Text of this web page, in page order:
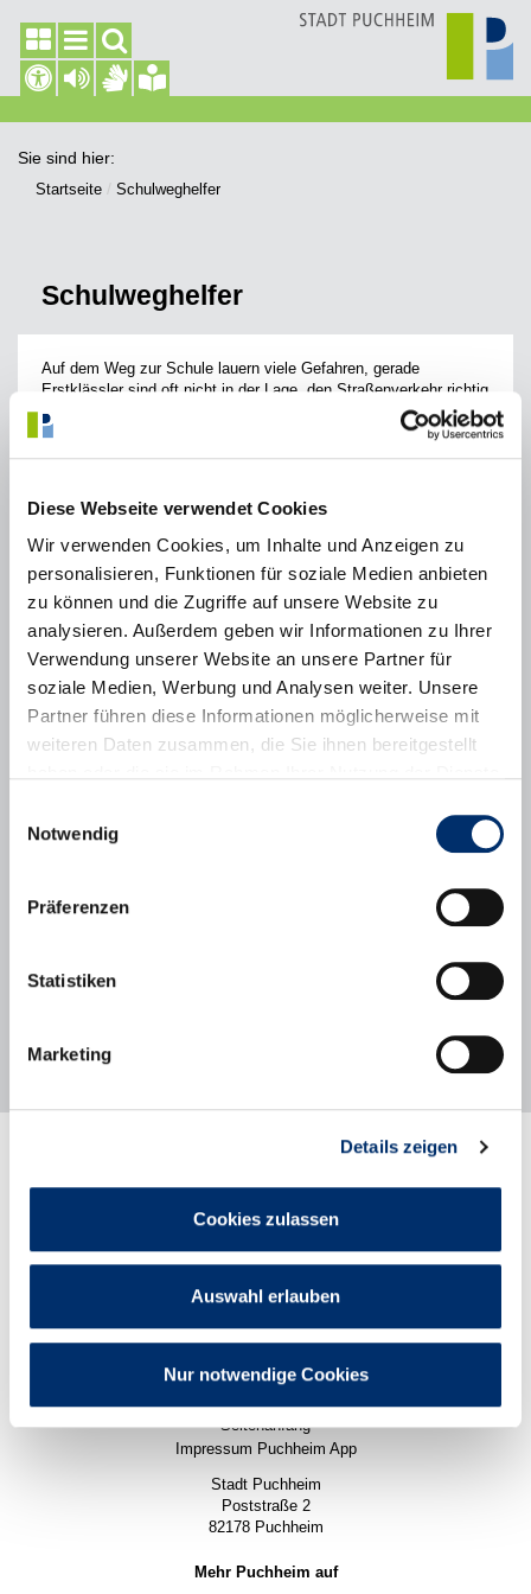
Diese Webseite verwendet Cookies
Wir verwenden Cookies, um Inhalte und Anzeigen zu
personalisieren, Funktionen für soziale Medien anbieten
zu können und die Zugriffe auf unsere Website zu
analysieren. Außerdem geben wir Informationen zu Ihrer
Verwendung unserer Website an unsere Partner für
soziale Medien, Werbung und Analysen weiter. Unsere
Partner führen diese Informationen möglicherweise mit
weiteren Daten zusammen, die Sie ihnen bereitgestellt
Notwendig
Präferenzen
Statistiken
Marketing
Details zeigen
Cookies zulassen
Auswahl erlauben
Nur notwendige Cookies
Sie sind hier:
Startseite Schulweghelfer
Schulweghelfer
Auf dem Weg zur Schule lauern viele Gefahren, gerade
Erstklässler sind oft nicht in der Lage, den Straßenverkehr richtig
einzuschätzen. Die Grundschüler:innen benötigen für den
Schulweg Unterstützung von Schulweghelfer:innen, die zum
richtigen Verhalten im Straßenverkehr anleiten und die
Die Stadt Puchheim, die Grundschulen und der Deutsche
Interessierte, die den Schulweghelferdienst in Puchheim
unterstützen. Viel Zeit brauchen Schulweghelfer:innen nicht
mitbringen, auch wer nur einmal pro Woche eine halbe Stunde
Zeit hat, schließt eine Lücke und erhöht die Sicherheit der
Kinder. Die Einweisung erfolgt durch die Polizeiinspektion
Germering, die Tätigkeit wird mit 4,50 Euro je Einsatz vergütet.
Interessierte melden sich bitte per E-Mail an
schulweghelfer-
Zuletzt aktualisiert im Oktober 2025.
Boschstraße 1
82178 Puchheim
089/80098-536
Wirtschaft
Karriere
Pressemitteilungen
Impressum
Datenschutz
Barrierefreiheit
Seitenanfang
Impressum Puchheim App
Stadt Puchheim
Poststraße 2
82178 Puchheim
Mehr Puchheim auf